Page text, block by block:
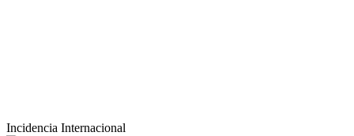
Incidencia Internacional